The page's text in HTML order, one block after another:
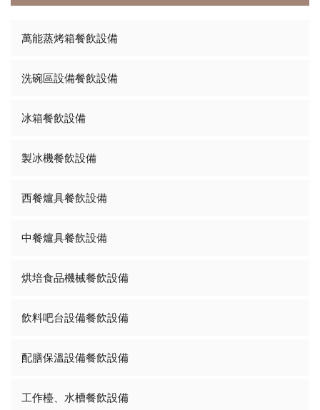
萬能蒸烤箱餐飲設備
洗碗區設備餐飲設備
冰箱餐飲設備
製冰機餐飲設備
西餐爐具餐飲設備
中餐爐具餐飲設備
烘培食品機械餐飲設備
飲料吧台設備餐飲設備
配膳保溫設備餐飲設備
工作檯、水槽餐飲設備